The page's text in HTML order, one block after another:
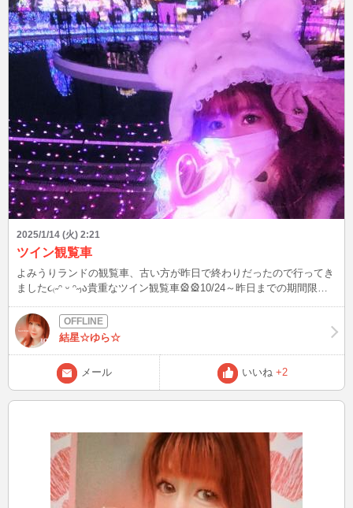
2025/1/14 (火) 2:21
ツイン観覧車
よみうりランドの観覧車、古い方が昨日で終わりだったので行ってき
ました૮₍˶ᵔ ᵕ ᵔ˶₎ა貴重なツイン観覧車🎡🎡10/24～昨日までの期間限定
き何度も乗っていて思い出もたくさん(*´˘`*)♡ ずっといつまでもある
ような、あって当たり前みたいなものも、なくなってくことはたくさ
んあるけど、形はなくなっても、キラキラな想い出はずっと心に残っ
たり誰かと共有して広がっていくから✨また新しい始まり❣️ 観覧車っ
て眺めのいい景色を一緒にいる人と二人占めできて、実際はあっとい
うまなんだけど他の世界と違う時間が流れてるみたいな特別な感覚が
結星☆ゆら☆
メール いいね +2